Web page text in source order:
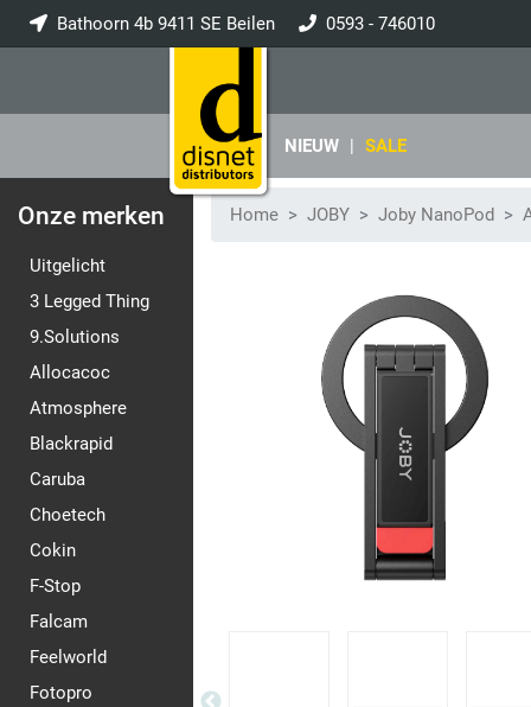
Bathoorn 4b 9411 SE Beilen 0593 - 746010
NIEUW | SALE
Onze merken
Uitgelicht
3 Legged Thing
9.Solutions
Allocacoc
Atmosphere
Blackrapid
Caruba
Choetech
Cokin
F-Stop
Falcam
Feelworld
Fotopro
Home JOBY Joby NanoPod